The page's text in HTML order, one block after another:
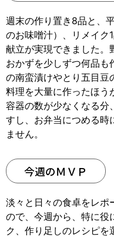
週末の作り置き8品と、
のお味噌汁）、リメイク
献立が実現できました。
おかずを少しずつ何品も
の南蛮漬けやとり五目豆
料理を大量に作ったほう
容器の数が少なくなる分
すし、お弁当につめる時
ません。
今週のＭＶＰ
淡々と日々の食卓をレポ
ので、今週から、特に役
ク、作り足しのレシピを